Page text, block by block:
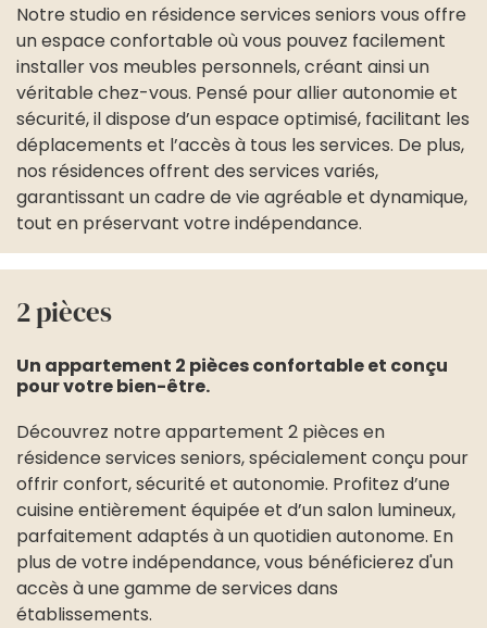
Notre studio en résidence services seniors vous offre
un espace confortable où vous pouvez facilement
installer vos meubles personnels, créant ainsi un
véritable chez-vous. Pensé pour allier autonomie et
sécurité, il dispose d’un espace optimisé, facilitant les
déplacements et l’accès à tous les services. De plus,
nos résidences offrent des services variés,
garantissant un cadre de vie agréable et dynamique,
tout en préservant votre indépendance.
2 pièces
Un appartement 2 pièces confortable et conçu
pour votre bien-être.
Découvrez notre appartement 2 pièces en
résidence services seniors, spécialement conçu pour
offrir confort, sécurité et autonomie. Profitez d’une
cuisine entièrement équipée et d’un salon lumineux,
parfaitement adaptés à un quotidien autonome. En
plus de votre indépendance, vous bénéficierez d'un
accès à une gamme de services dans
établissements.